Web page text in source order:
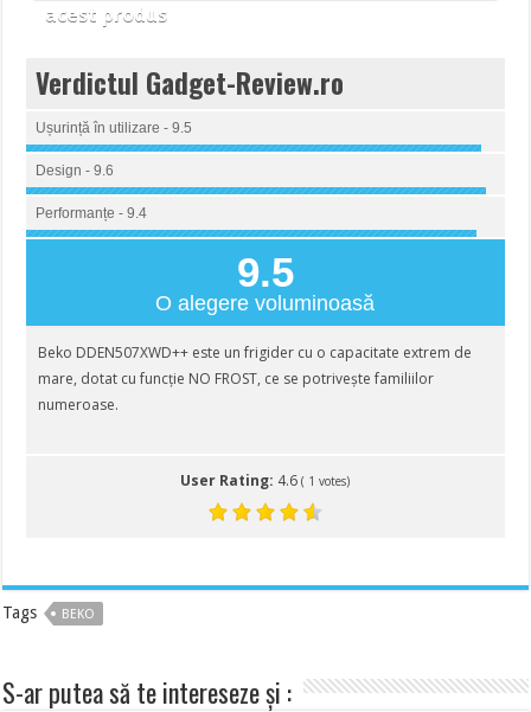
acest produs
Verdictul Gadget-Review.ro
Ușurință în utilizare - 9.5
Design - 9.6
Performanțe - 9.4
9.5
O alegere voluminoasă
Beko DDEN507XWD++ este un frigider cu o capacitate extrem de
mare, dotat cu funcție NO FROST, ce se potrivește familiilor
numeroase.
User Rating: 4.6 ( 1 votes)
Tags BEKO
S-ar putea să te intereseze și :